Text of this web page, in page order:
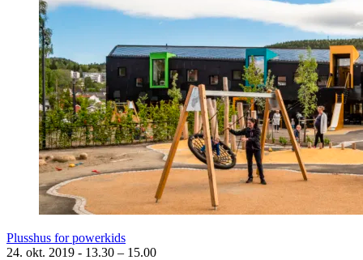
Plusshus for powerkids
24. okt. 2019 - 13.30 – 15.00